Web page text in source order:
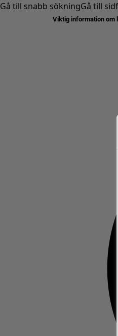
Gå till snabb sökningGå till
Viktig information om